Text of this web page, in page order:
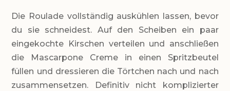
Die Roulade vollständig auskühlen lassen, bevor
du sie schneidest. Auf den Scheiben ein paar
eingekochte Kirschen verteilen und anschließen
die Mascarpone Creme in einen Spritzbeutel
füllen und dressieren die Törtchen nach und nach
zusammensetzen. Definitiv nicht komplizierter